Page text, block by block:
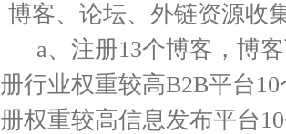
、论坛、外链资源收
13个博客，博客可
行业权重较高B2B平台
权重较高信息发布平台